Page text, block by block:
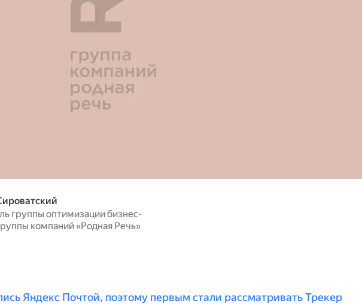
группы оптимизации бизнес-
компаний «Родная Речь»
Яндекс Почтой, поэтому первым стали рассматривать Трекер